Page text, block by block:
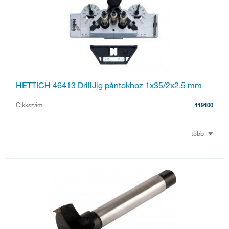
HETTICH 46413 DrillJig pántokhoz 1x35/2x2,5 mm
Cikkszám 119100
több